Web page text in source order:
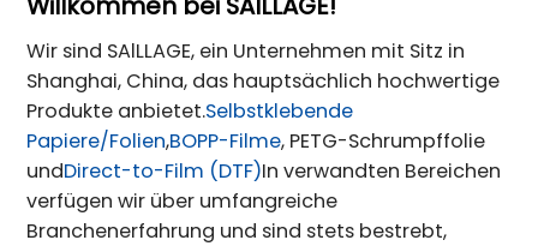
Wir sind SAlLLAGE, ein Unternehmen mit Sitz in
Shanghai, China, das hauptsächlich hochwertige
Produkte anbietet.Selbstklebende
Papiere/Folien,BOPP-Filme, PETG-Schrumpffolie
undDirect-to-Film (DTF)In verwandten Bereichen
verfügen wir über umfangreiche
Branchenerfahrung und sind stets bestrebt,